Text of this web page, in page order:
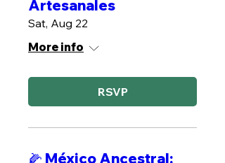
Artesanales
Sat, Aug 22
More info
RSVP
🌽 México Ancestral: